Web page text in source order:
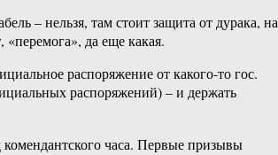
– нельзя, там стоит защита от дурака, на
да еще какая.
распоряжение от какого-то гос.
распоряжений) – и держать
комендантского часа. Первые призывы